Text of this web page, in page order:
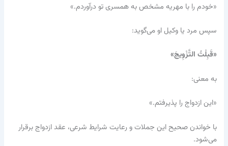
«خودم را با مهریه مشخص به همسری تو درآوردم.»
سپس مرد یا وکیل او می‌گوید:
«قَبِلْتُ التَّزْوِيجَ»
به معنی:
«این ازدواج را پذیرفتم.»
با خواندن صحیح این جملات و رعایت شرایط شرعی، عقد ازدواج برقرار
می‌شود.